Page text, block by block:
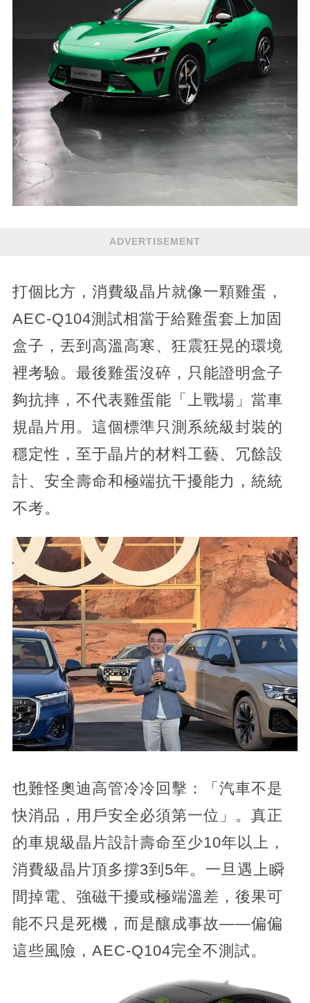
ADVERTISEMENT
打個比方，消費級晶片就像一顆雞蛋，
AEC-Q104測試相當于給雞蛋套上加固
盒子，丟到高溫高寒、狂震狂晃的環境
裡考驗。最後雞蛋沒碎，只能證明盒子
夠抗摔，不代表雞蛋能「上戰場」當車
規晶片用。這個標準只測系統級封裝的
穩定性，至于晶片的材料工藝、冗餘設
計、安全壽命和極端抗干擾能力，統統
不考。
也難怪奧迪高管冷冷回擊：「汽車不是
快消品，用戶安全必須第一位」。真正
的車規級晶片設計壽命至少10年以上，
消費級晶片頂多撐3到5年。一旦遇上瞬
間掉電、強磁干擾或極端溫差，後果可
能不只是死機，而是釀成事故——偏偏
這些風險，AEC-Q104完全不測試。